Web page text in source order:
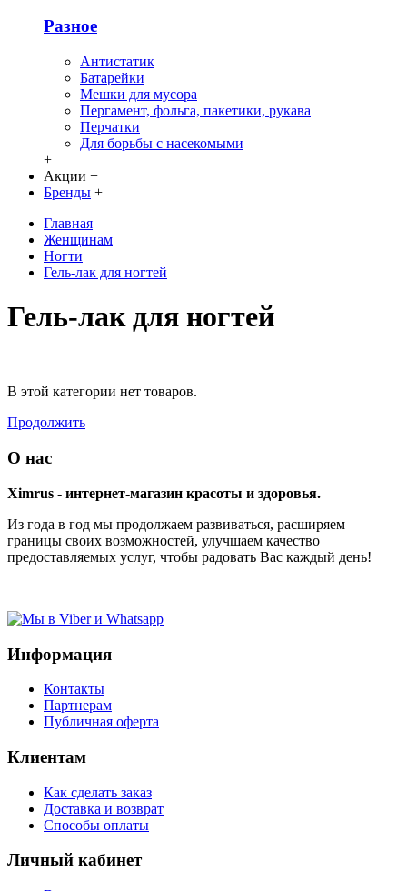
Разное
Антистатик
Батарейки
Мешки для мусора
Пергамент, фольга, пакетики, рукава
Перчатки
Для борьбы с насекомыми
+
Акции +
Бренды +
Главная
Женщинам
Ногти
Гель-лак для ногтей
Гель-лак для ногтей
В этой категории нет товаров.
Продолжить
О нас
Ximrus - интернет-магазин красоты и здоровья.
Из года в год мы продолжаем развиваться, расширяем
границы своих возможностей, улучшаем качество
предоставляемых услуг, чтобы радовать Вас каждый день!
Информация
Контакты
Партнерам
Публичная оферта
Клиентам
Как сделать заказ
Доставка и возврат
Способы оплаты
Личный кабинет